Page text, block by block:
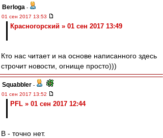
Berloga -
01 сен 2017 13:53
Красногорский » 01 сен 2017 13:49
Кто нас читает и на основе написанного здесь
строчит новости, огнище просто)))
Squabbler -
01 сен 2017 13:52
PFL » 01 сен 2017 12:44
В - точно нет.